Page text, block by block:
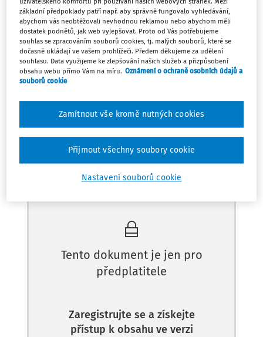
hodina denně, jinde 0,5 hodiny denně. Květen
odpracováno 18 hodin v pracovních dnech (někde po
hodině, jinde po půl hodině), čerpáno 2 hodiny
dovolené. Červen odpracováno 17 hodin v pracovních
dnech (vždy po 1 hodině) a čerpáno 3 hodiny dovolené.
Hodinová sazba 167,50.
Odpověď
Máte předplatné? Přihlaste se
Tento dokument je jen pro
předplatitele
Zaregistrujte se a získejte
přístup k obsahu ve verzi
základní předpoklady patří např. aby správně fungovalo vyhledávání,
abychom vás neobtěžovali nevhodnou reklamou nebo abychom měli
dostatek podnětů, jak web vylepšovat. Proto od Vás potřebujeme
souhlas se zpracováním souborů cookies, tj. malých souborů, které se
dočasně ukládají ve vašem prohlížeči. Předem děkujeme za udělení
souhlasu. Data využijeme ke zlepšování našich služeb a přizpůsobení
obsahu webu přímo Vám na míru. Oznámení o ochraně osobních údajů a
souborů cookie
Nastavení souborů cookie
Zamítnout vše kromě nutných cookies
Přijmout všechny soubory cookie